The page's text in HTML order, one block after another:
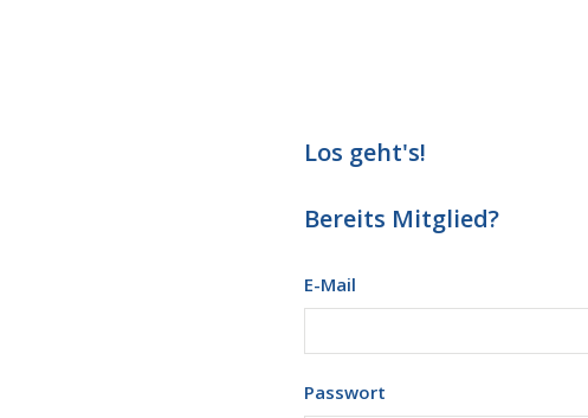
Los geht's!
Bereits Mitglied?
E-Mail
Passwort